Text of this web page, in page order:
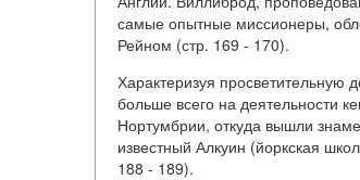
самые опытные миссионеры,
Рейном (стр. 169 - 170).
Характеризуя просветительную
больше всего на деятельности
Нортумбрии, откуда вышли
известный Алкуин (йоркская
188 - 189).